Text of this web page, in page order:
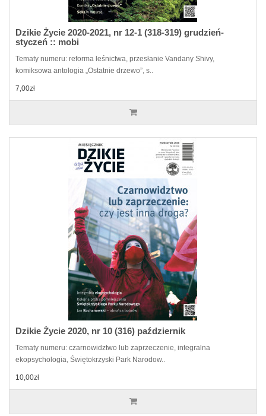
Dzikie Życie 2020-2021, nr 12-1 (318-319) grudzień-
styczeń :: mobi
Tematy numeru: reforma leśnictwa, przesłanie Vandany Shivy,
komiksowa antologia „Ostatnie drzewo”, s..
7,00zł
Dzikie Życie 2020, nr 10 (316) październik
Tematy numeru: czarnowidztwo lub zaprzeczenie, integralna
ekopsychologia, Świętokrzyski Park Narodow..
10,00zł